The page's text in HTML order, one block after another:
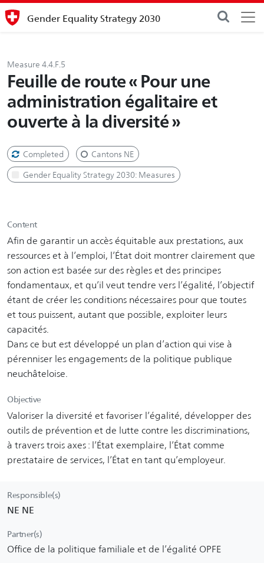
Gender Equality Strategy 2030
Measure 4.4.F.5
Feuille de route « Pour une
administration égalitaire et
ouverte à la diversité »
Completed Cantons NE
Gender Equality Strategy 2030: Measures
Content
Afin de garantir un accès équitable aux prestations, aux
ressources et à l’emploi, l’État doit montrer clairement que
son action est basée sur des règles et des principes
fondamentaux, et qu’il veut tendre vers l’égalité, l’objectif
étant de créer les conditions nécessaires pour que toutes
et tous puissent, autant que possible, exploiter leurs
capacités.
Dans ce but est développé un plan d’action qui vise à
pérenniser les engagements de la politique publique
neuchâteloise.
Objective
Valoriser la diversité et favoriser l’égalité, développer des
outils de prévention et de lutte contre les discriminations,
à travers trois axes : l’État exemplaire, l’État comme
prestataire de services, l’État en tant qu’employeur.
Responsible(s)
NE NE
Partner(s)
Office de la politique familiale et de l’égalité OPFE